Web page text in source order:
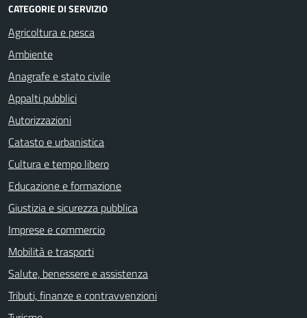
CATEGORIE DI SERVIZIO
Agricoltura e pesca
Ambiente
Anagrafe e stato civile
Appalti pubblici
Autorizzazioni
Catasto e urbanistica
Cultura e tempo libero
Educazione e formazione
Giustizia e sicurezza pubblica
Imprese e commercio
Mobilità e trasporti
Salute, benessere e assistenza
Tributi, finanze e contravvenzioni